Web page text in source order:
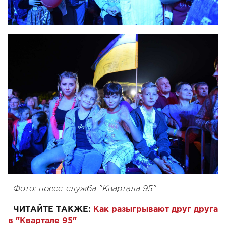
Фото: пресс-служба "Квартала 95"
ЧИТАЙТЕ ТАКЖЕ: Как разыгрывают друг друга
в "Квартале 95"